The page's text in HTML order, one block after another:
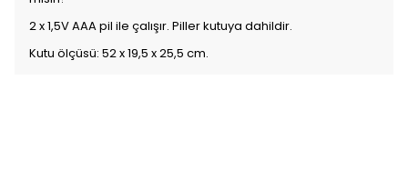
2 x 1,5V AAA pil ile çalışır. Piller kutuya dahildir.
Kutu ölçüsü: 52 x 19,5 x 25,5 cm.